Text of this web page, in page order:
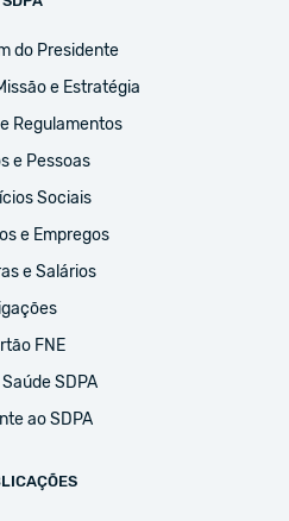
do Presidente
e Estratégia
Regulamentos
e Pessoas
Sociais
e Empregos
e Salários
FNE
SDPA
ao SDPA